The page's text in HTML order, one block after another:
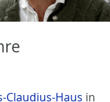
Claudius-Haus in